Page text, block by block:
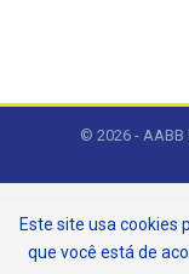
© 2026 -
Este site usa cookies
que você está de